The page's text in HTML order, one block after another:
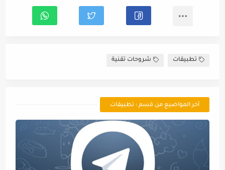
تطبيقات شروحات تقنية
أخر المواضيع من قسم : تطبيقات